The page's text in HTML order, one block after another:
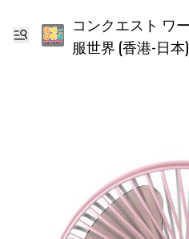
コンクエスト ワールド 征
服世界 (香港-日本)